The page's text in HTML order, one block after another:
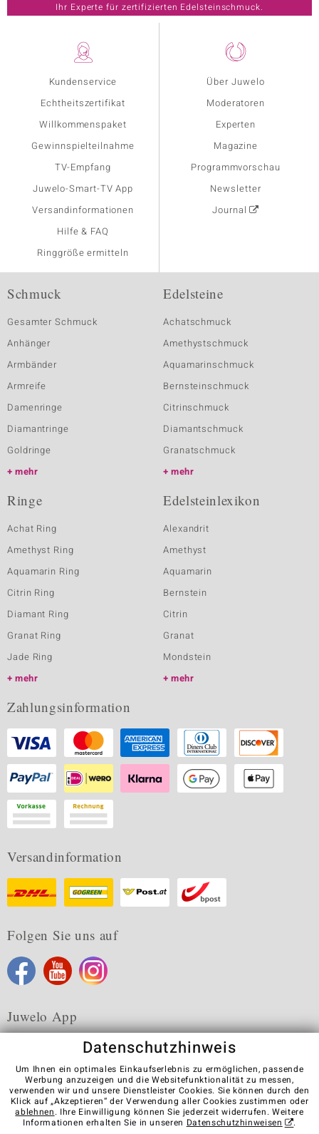
Kundenservice
Echtheitszertifikat
Willkommenspaket
Gewinnspielteilnahme
TV-Empfang
Juwelo-Smart-TV App
Versandinformationen
Hilfe & FAQ
Ringgröße ermitteln
Über Juwelo
Moderatoren
Experten
Magazine
Programmvorschau
Newsletter
Journal
Ihr Experte für zertifizierten Edelsteinschmuck.
Schmuck
Gesamter Schmuck
Anhänger
Armbänder
Armreife
Damenringe
Diamantringe
Goldringe
mehr
Edelsteine
Achatschmuck
Amethystschmuck
Aquamarinschmuck
Bernsteinschmuck
Citrinschmuck
Diamantschmuck
Granatschmuck
mehr
Ringe
Achat Ring
Amethyst Ring
Aquamarin Ring
Citrin Ring
Diamant Ring
Granat Ring
Jade Ring
mehr
Edelsteinlexikon
Alexandrit
Amethyst
Aquamarin
Bernstein
Citrin
Granat
Mondstein
mehr
Zahlungsinformation
Versandinformation
Folgen Sie uns auf
Juwelo App
Karriere AGB Datenschutz Cookies
Impressum
Kontakt
Vertrag widerrufen
Datenschutzhinweis
Um Ihnen ein optimales Einkaufserlebnis zu ermöglichen, passende
Werbung anzuzeigen und die Websitefunktionalität zu messen,
verwenden wir und unsere Dienstleister Cookies. Sie können durch den
Klick auf „Akzeptieren“ der Verwendung aller Cookies zustimmen oder
ablehnen. Ihre Einwilligung können Sie jederzeit widerrufen. Weitere
Informationen erhalten Sie in unseren Datenschutzhinweisen .